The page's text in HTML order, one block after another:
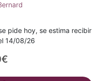
pide hoy, se estima recibir
14/08/26